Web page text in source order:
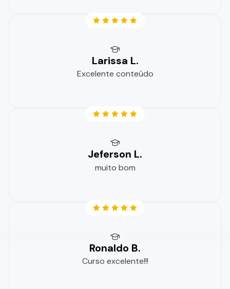
Larissa L.
Excelente conteúdo
Jeferson L.
muito bom
Ronaldo B.
Curso excelente!!!